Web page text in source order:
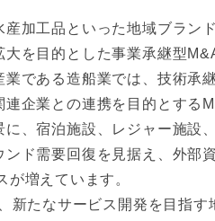
加工品といった地域ブラン
を目的とした事業承継型
である造船業では、技術承
企業との連携を目的とする
、宿泊施設、レジャー施設
ド需要回復を見据え、外部
増えています。
新たなサービス開発を目指す